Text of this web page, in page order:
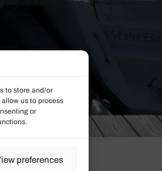
to store and/or
us to process
or
preferences